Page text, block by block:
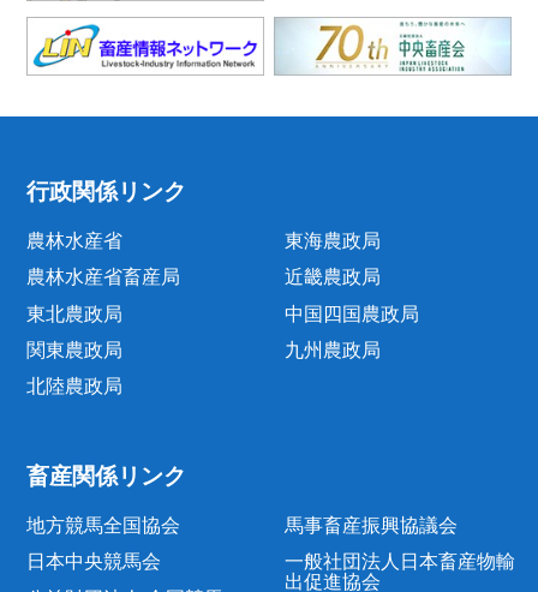
行政関係リンク
農林水産省
農林水産省畜産局
東北農政局
関東農政局
北陸農政局
東海農政局
近畿農政局
中国四国農政局
九州農政局
畜産関係リンク
地方競馬全国協会
日本中央競馬会
馬事畜産振興協議会
一般社団法人日本畜産物輸
出促進協会